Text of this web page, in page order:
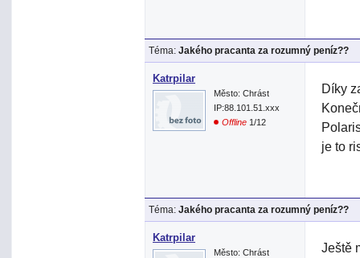
Téma: Jakého pracanta za rozumný peníz??
Katrpilar
Město: Chrást
IP:88.101.51.xxx
Offline 1/12
Díky
je to
Téma: Jakého pracanta za rozumný peníz??
Katrpilar
Město: Chrást
Ještě